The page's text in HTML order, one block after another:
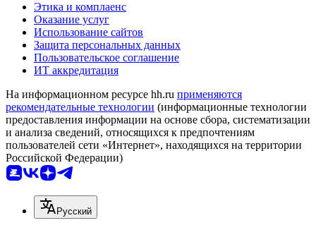
Этика и комплаенс
Оказание услуг
Использование сайтов
Защита персональных данных
Пользовательское соглашение
ИТ аккредитация
На информационном ресурсе hh.ru применяются
рекомендательные технологии (информационные технологии
предоставления информации на основе сбора, систематизации
и анализа сведений, относящихся к предпочтениям
пользователей сети «Интернет», находящихся на территории
Российской Федерации)
Русский